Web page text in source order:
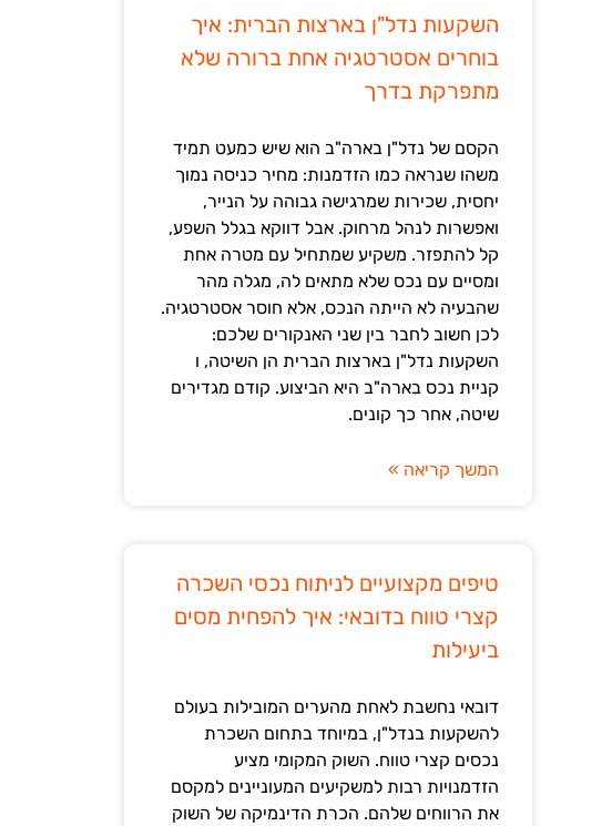
השקעות נדל"ן בארצות הברית: איך
בוחרים אסטרטגיה אחת ברורה שלא
מתפרקת בדרך
הקסם של נדל"ן בארה"ב הוא שיש כמעט תמיד
משהו שנראה כמו הזדמנות: מחיר כניסה נמוך
יחסית, שכירות שמרגישה גבוהה על הנייר,
ואפשרות לנהל מרחוק. אבל דווקא בגלל השפע,
קל להתפזר. משקיע שמתחיל עם מטרה אחת
ומסיים עם נכס שלא מתאים לה, מגלה מהר
שהבעיה לא הייתה הנכס, אלא חוסר אסטרטגיה.
לכן חשוב לחבר בין שני האנקורים שלכם:
השקעות נדל"ן בארצות הברית הן השיטה, ו
קניית נכס בארה"ב היא הביצוע. קודם מגדירים
שיטה, אחר כך קונים.
המשך קריאה »
טיפים מקצועיים לניתוח נכסי השכרה
קצרי טווח בדובאי: איך להפחית מסים
ביעילות
דובאי נחשבת לאחת מהערים המובילות בעולם
להשקעות בנדל"ן, במיוחד בתחום השכרת
נכסים קצרי טווח. השוק המקומי מציע
הזדמנויות רבות למשקיעים המעוניינים למקסם
את הרווחים שלהם. הכרת הדינמיקה של השוק